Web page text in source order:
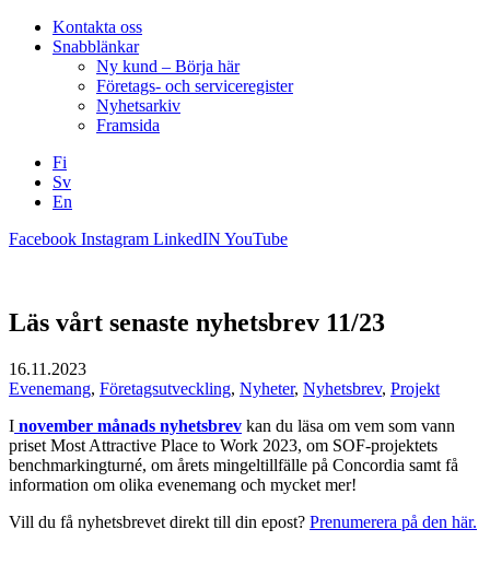
Kontakta oss
Snabblänkar
Ny kund – Börja här
Företags- och serviceregister
Nyhetsarkiv
Framsida
Fi
Sv
En
Facebook Instagram LinkedIN YouTube
Läs vårt senaste nyhetsbrev 11/23
16.11.2023
Evenemang, Företagsutveckling, Nyheter, Nyhetsbrev, Projekt
I november månads nyhetsbrev kan du läsa om vem som vann
priset Most Attractive Place to Work 2023, om SOF-projektets
benchmarkingturné, om årets mingeltillfälle på Concordia samt få
information om olika evenemang och mycket mer!
Vill du få nyhetsbrevet direkt till din epost? Prenumerera på den här.